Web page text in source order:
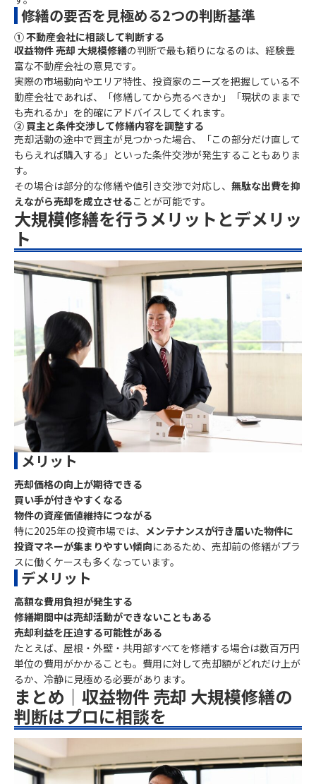
修繕の要否を見極める2つの判断基準
① 不動産会社に相談して判断する
収益物件 売却 大規模修繕の判断で最も頼りになるのは、経験豊
富な不動産会社の意見です。
実際の市場動向やエリア特性、投資家のニーズを把握している不
動産会社であれば、「修繕してから売るべきか」「現状のままで
も売れるか」を的確にアドバイスしてくれます。
② 買主と条件交渉して修繕内容を調整する
売却活動の途中で買主が見つかった場合、「この部分だけ直して
もらえれば購入する」といった条件交渉が発生することもありま
す。
その場合は部分的な修繕や値引き交渉で対応し、 無駄な出費を抑
えながら売却を成立させることが可能です。
大規模修繕を行うメリットとデメリッ
ト
メリット
売却価格の向上が期待できる
買い手が付きやすくなる
物件の資産価値維持につながる
特に2025年の投資市場では、 メンテナンスが行き届いた物件に
投資マネーが集まりやすい傾向にあるため、売却前の修繕がプラ
スに働くケースも多くなっています。
デメリット
高額な費用負担が発生する
修繕期間中は売却活動ができないこともある
売却利益を圧迫する可能性がある
たとえば、屋根・外壁・共用部すべてを修繕する場合は数百万円
単位の費用がかかることも。費用に対して売却額がどれだけ上が
るか、冷静に見極める必要があります。
まとめ｜収益物件 売却 大規模修繕の
判断はプロに相談を